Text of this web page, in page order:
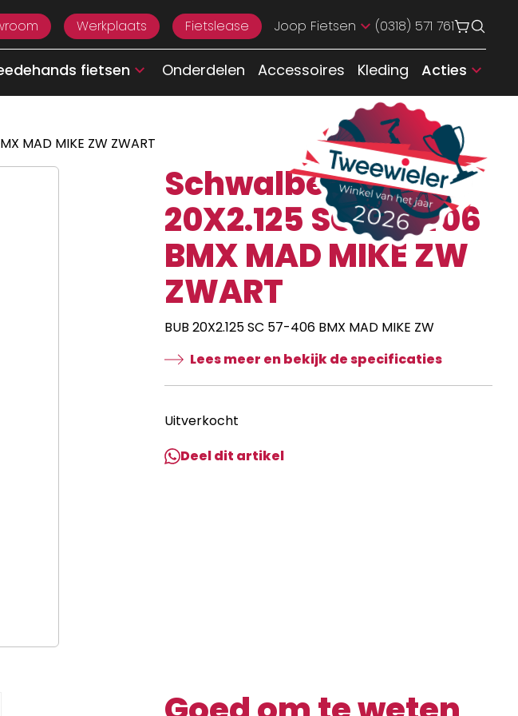
Werkplaats Fietslease Joop Fietsen (0318) 571 761
fietsen Onderdelen Accessoires Kleding Acties
MAD MIKE ZW ZWART
Schwalbe BUB
20X2.125 SC 57-406
BMX MAD MIKE ZW
ZWART
BUB 20X2.125 SC 57-406 BMX MAD MIKE ZW
Lees meer en bekijk de specificaties
Uitverkocht
Deel dit artikel